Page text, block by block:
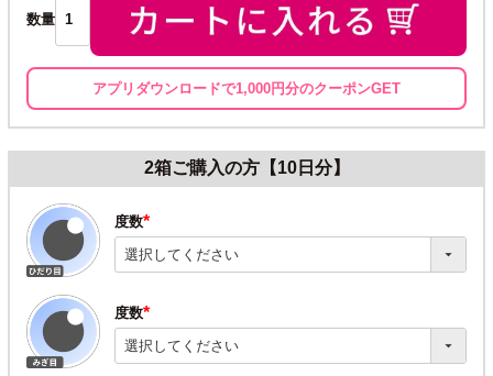
数量
アプリダウンロードで1,000円分のクーポンGET
2箱ご購入の方【10日分】
度数
(必
須)
度数
(必
須)